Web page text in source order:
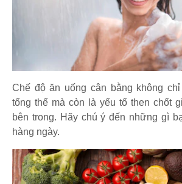
Chế độ ăn uống cân bằng không
tổng thể mà còn là yếu tố then chốt
bên trong. Hãy chú ý đến những gì
hàng ngày.